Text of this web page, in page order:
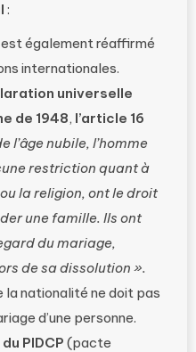
:
également réaffirmé
internationales.
universelle
de 1948, l’article 16
l’âge nubile, l’homme
restriction quant à
la religion, ont le droit
une famille. Ils ont
du mariage,
de sa dissolution ».
nationalité ne doit pas
d’une personne.
PIDCP (pacte